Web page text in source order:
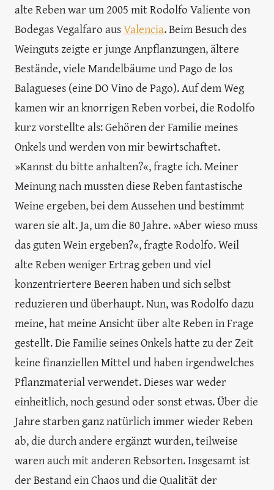
alte Reben war um 2005 mit Rodolfo Valiente von
Bodegas Vegalfaro ausValencia. Beim Besuch des
Weinguts zeigte er junge Anpflanzungen, ältere
Bestände, viele Mandelbäume und Pago de los
Balagueses (eine DO Vino de Pago). Auf dem Weg
kamen wir an knorrigen Reben vorbei, die Rodolfo
kurz vorstellte als: Gehören der Familie meines
Onkels und werden von mir bewirtschaftet.
»Kannst du bitte anhalten?«, fragte ich. Meiner
Meinung nach mussten diese Reben fantastische
Weine ergeben, bei dem Aussehen und bestimmt
waren sie alt. Ja, um die 80 Jahre. »Aber wieso muss
das guten Wein ergeben?«, fragte Rodolfo. Weil
alte Reben weniger Ertrag geben und viel
konzentriertere Beeren haben und sich selbst
reduzieren und überhaupt. Nun, was Rodolfo dazu
meine, hat meine Ansicht über alte Reben in Frage
gestellt. Die Familie seines Onkels hatte zu der Zeit
keine finanziellen Mittel und haben irgendwelches
Pflanzmaterial verwendet. Dieses war weder
einheitlich, noch gesund oder sonst etwas. Über die
Jahre starben ganz natürlich immer wieder Reben
ab, die durch andere ergänzt wurden, teilweise
waren auch mit anderen Rebsorten. Insgesamt ist
der Bestand ein Chaos und die Qualität der